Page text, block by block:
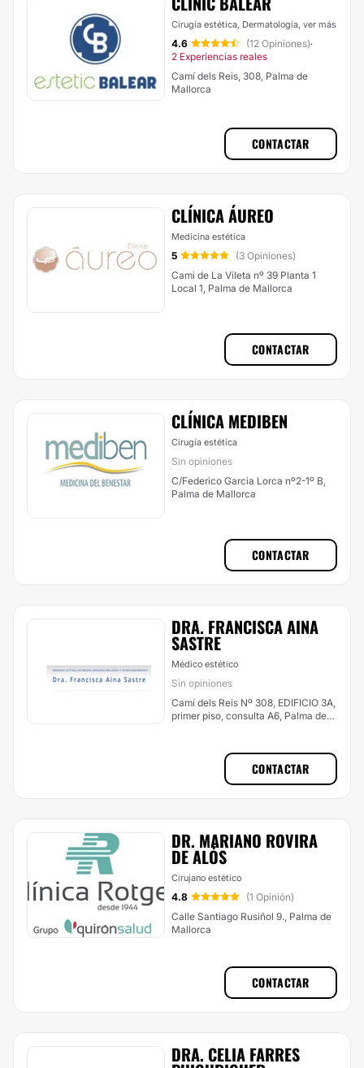
Cirugía estética, Dermatología, ver más
4.6 (12 Opiniones)·
2 Experiencias reales
Camí dels Reis, 308, Palma de
Mallorca
CONTACTAR
CLÍNICA ÁUREO
Medicina estética
5
(3 Opiniones)
Cami de La Vileta nº 39 Planta 1
Local 1, Palma de Mallorca
CONTACTAR
CLÍNICA MEDIBEN
Cirugía estética
Sin opiniones
C/Federico Garcia Lorca nº2-1º B,
Palma de Mallorca
CONTACTAR
DRA. FRANCISCA AINA
SASTRE
Médico estético
Sin opiniones
Camí dels Reis Nº 308, EDIFICIO 3A,
primer piso, consulta A6, Palma de
CONTACTAR
DR. MARIANO ROVIRA
DE ALÓS
Cirujano estético
4.8
(1 Opinión)
Calle Santiago Rusiñol 9., Palma de
Mallorca
CONTACTAR
DRA. CELIA FARRES